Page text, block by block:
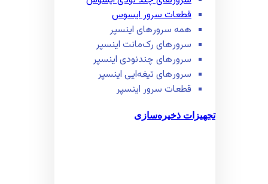
قطعات سرور ایسوس
همه سرور‌های اینسپر
سرور‌های رک‌مانت اینسپر
سرور‌های چند‌نودی اینسپر
سرور‌های تیغه‌ایی اینسپر
قطعات سرور اینسپر
تجهیزات ذخیره‌سازی